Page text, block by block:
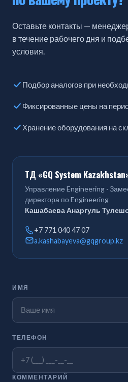
Оставьте контакты —
в течение рабочего дня и
условия.
Подбор аналогов при
Фиксированные цены на
Хранение оборудования на
ТД «GQ System
Управление Engineering ·
директора по Engineering
Кашабаева Анаргуль
+7 771 040 47 07
a.kashabayeva@gqgroup.kz
ИМЯ
ТЕЛЕФОН
КОММЕНТАРИЙ